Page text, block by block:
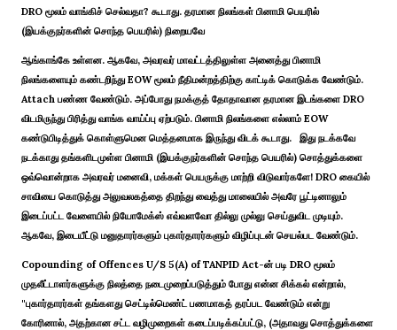
DRO மூலம் வாங்கிச் செல்வதா? கூடாது. தரமான நிலங்கள் பினாமி பெயரில்
(இயக்குநர்களின் சொந்த பெயரில்) நிறையவே
ஆங்காங்கே உள்ளன. ஆகவே, அவரவர் மாவட்டத்திலுள்ள அனைத்து பினாமி
நிலங்களையும் கண்டறிந்து EOW மூலம் நீதிமன்றத்திற்கு காட்டிக் கொடுக்க வேண்டும்.
Attach பண்ண வேண்டும். அப்போது நமக்குத் தோதாவான தரமான இடங்களை DRO
விடமிருந்து பிரித்து வாங்க வாய்ப்பு ஏற்படும். பினாமி நிலங்களை எல்லாம் EOW
கண்டுபிடித்துக் கொள்ளுமென மெத்தனமாக இருந்து விடக் கூடாது. இது நடக்கவே
நடக்காது தங்களிடமுள்ள பினாமி (இயக்குநர்களின் சொந்த பெயரில்) சொத்துக்களை
ஒவ்வொன்றாக அவரவர் மனைவி, மக்கள் பெயருக்கு மாற்றி விடுவார்களே! DRO கையில்
சாவியை கொடுத்து அலுவலகத்தை திறந்து வைத்து மாலையில் அவரே பூட்டினாலும்
இடைப்பட்ட வேளையில் நியோமேக்ஸ் எவ்வளவோ தில்லு முல்லு செய்துவிட முடியும்.
ஆகவே, இடையீட்டு மனுதாரர்களும் புகார்தாரர்களும் விழிப்புடன் செயல்பட வேண்டும்.
Copounding of Offences U/S 5(A) of TANPID Act-ன் படி DRO மூலம்
முதலீட்டாளர்களுக்கு நிலத்தை நடைமுறைப்படுத்தும் போது என்ன சிக்கல் என்றால்,
"புகார்தாரர்கள் தங்களது செட்டில்மெண்ட் பணமாகத் தரப்பட வேண்டும் என்று
கோரினால், அதற்கான சட்ட வழிமுறைகள் கடைப்படிக்கப்பட்டு, (அதாவது சொத்துக்களை